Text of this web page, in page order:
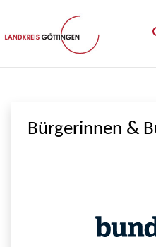
Zum Hauptinhalt springen
Bürgerinnen &